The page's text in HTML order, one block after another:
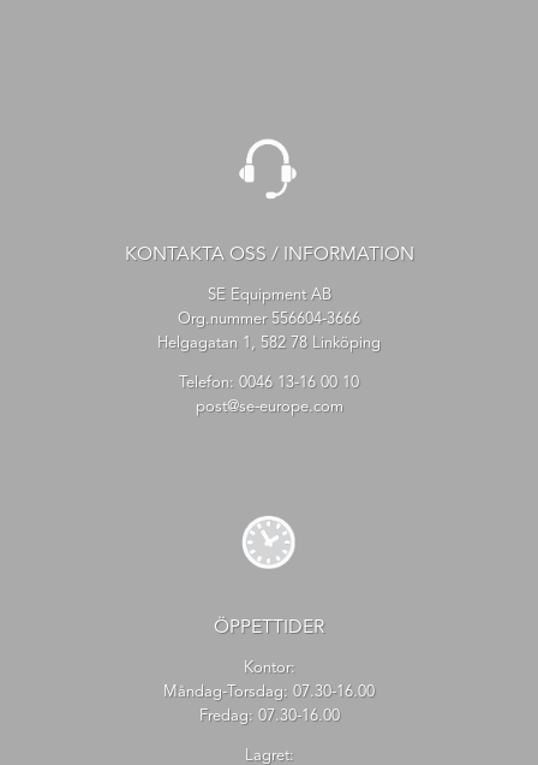
KONTAKTA OSS / INFORMATION
SE Equipment AB
Org.nummer 556604-3666
Helgagatan 1, 582 78 Linköping
Telefon: 0046 13-16 00 10
post@se-europe.com
ÖPPETTIDER
Kontor:
Måndag-Torsdag: 07.30-16.00
Fredag: 07.30-16.00
Lagret: